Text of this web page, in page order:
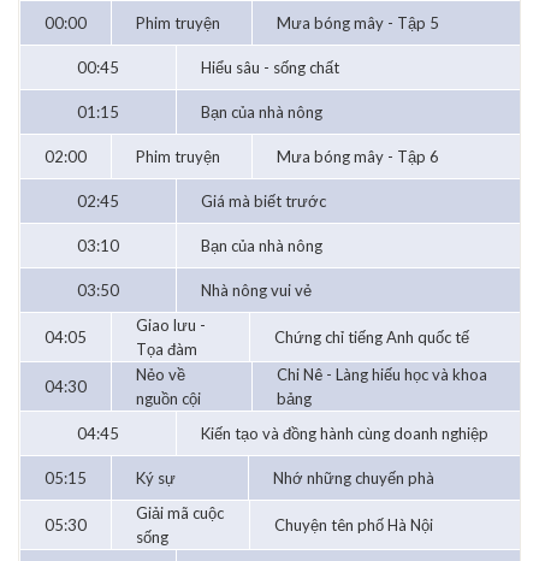
00:00 Phim truyện Mưa bóng mây - Tập 5
00:45 Hiểu sâu - sống chất
01:15 Bạn của nhà nông
02:00 Phim truyện Mưa bóng mây - Tập 6
02:45 Giá mà biết trước
03:10 Bạn của nhà nông
03:50 Nhà nông vui vẻ
04:05
Giao lưu -
Tọa đàm
Chứng chỉ tiếng Anh quốc tế
04:30
Nẻo về
nguồn cội
Chi Nê - Làng hiếu học và khoa
bảng
04:45
Kiến tạo và đồng hành cùng doanh nghiệp
05:15 Ký sự Nhớ những chuyến phà
05:30
Giải mã cuộc
sống
Chuyện tên phố Hà Nội